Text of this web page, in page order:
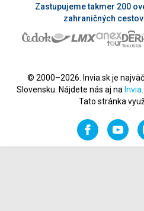
Zastupujeme takmer 200
zahraničných
© 2000–2026. Invia.sk je
Slovensku. Nájdete nás aj na
Tato stránka
Facebook